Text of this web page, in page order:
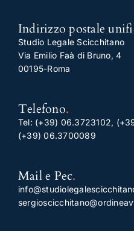
Indirizzo postale
Studio Legale Scicchitano
Via Emilio Faà di Bruno, 4
00195-Roma
Telefono.
Tel: (+39) 06.3723102,
(+39) 06.3700089
Mail e Pec.